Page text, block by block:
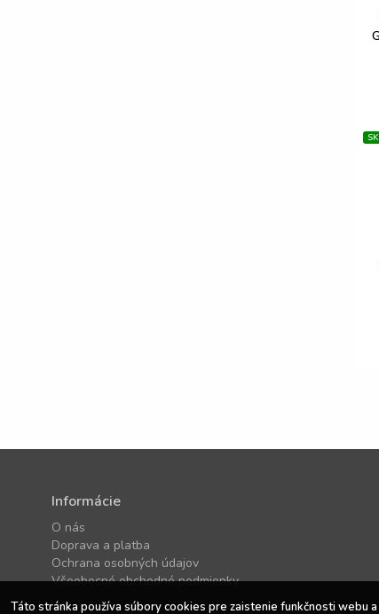
Informácie
O nás
Doprava a platba
Ochrana osobných údajov
Všeobecné obchodné podmienky
Táto stránka používa súbory cookies pre zaistenie funkčnosti webu